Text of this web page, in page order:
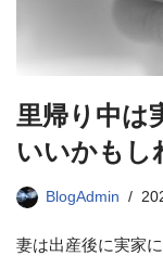
里帰り中は
いいかもし
BlogAdmin
妻は出産後に実家